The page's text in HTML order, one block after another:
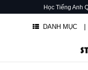
Học Tiếng Anh
DANH MỤC